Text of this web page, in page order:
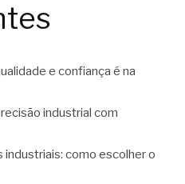
e confiança é na
industrial com
como escolher o